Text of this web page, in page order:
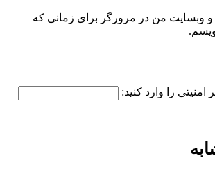
و وبسایت من در مرورگر برای زمانی که
امنیتی را وارد کنید: